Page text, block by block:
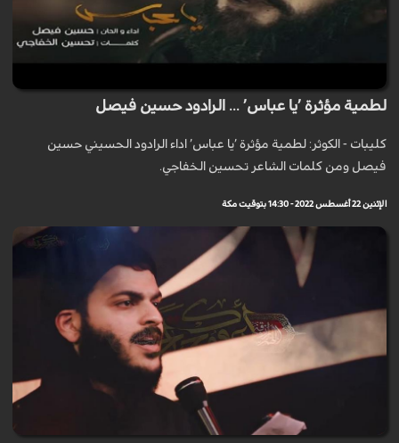
لطمية مؤثرة ’يا عباس’ ... الرادود حسين فيصل
كليبات - الكوثر: لطمية مؤثرة ’يا عباس’ اداء الرادود الحسيني حسين
فيصل ومن كلمات الشاعر تحسين الخفاجي.
الإثنين 22 أغسطس 2022 - 14:30 بتوقيت مكة